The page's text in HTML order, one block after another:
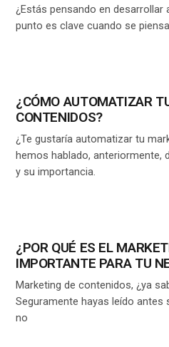
¿Estás pensando en desarrollar
punto es clave cuando se
¿CÓMO AUTOMATIZAR
CONTENIDOS?
¿Te gustaría automatizar tu
hemos hablado, anteriormente,
y su importancia.
¿POR QUÉ ES EL
IMPORTANTE PARA TU
Marketing de contenidos, ¿ya
Seguramente hayas leído
no